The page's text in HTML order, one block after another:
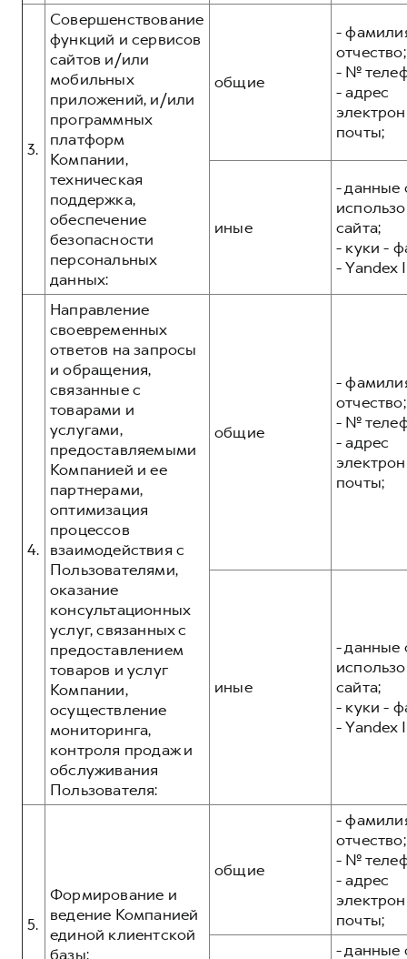
3.
Совершенствование
функций и сервисов
сайтов и/или
мобильных
приложений, и/или
программных
платформ
Компании,
техническая
поддержка,
обеспечение
безопасности
персональных
данных:
общие
-
отчество;
- №
- адрес
почты;
иные
- данные
сайта;
- куки -
- Yandex
4.
Направление
своевременных
ответов на запросы
и обращения,
связанные с
товарами и
услугами,
предоставляемыми
Компанией и ее
партнерами,
оптимизация
процессов
взаимодействия с
Пользователями,
оказание
консультационных
услуг, связанных с
предоставлением
товаров и услуг
Компании,
осуществление
мониторинга,
контроля продаж и
обслуживания
Пользователя:
общие
-
отчество;
- №
- адрес
почты;
иные
- данные
сайта;
- куки -
- Yandex
5.
Формирование и
ведение Компанией
единой клиентской
базы:
общие
-
отчество;
- №
- адрес
почты;
- данные